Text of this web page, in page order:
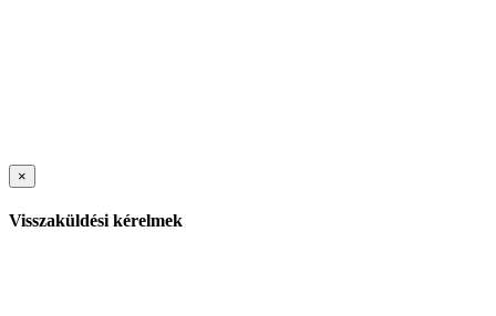
×
Visszaküldési kérelmek